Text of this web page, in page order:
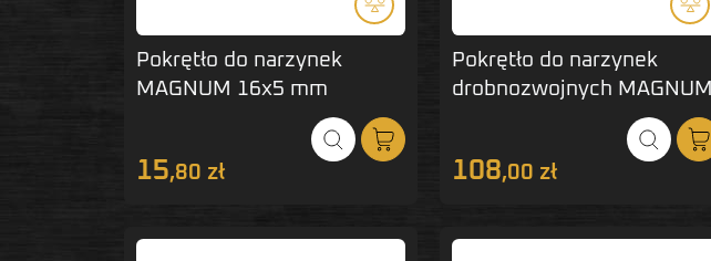
Pokrętło do narzynek
MAGNUM 16x5 mm
15,80 zł
Pokrętło do narzynek
drobnozwojnych MAGNUM
108,00 zł